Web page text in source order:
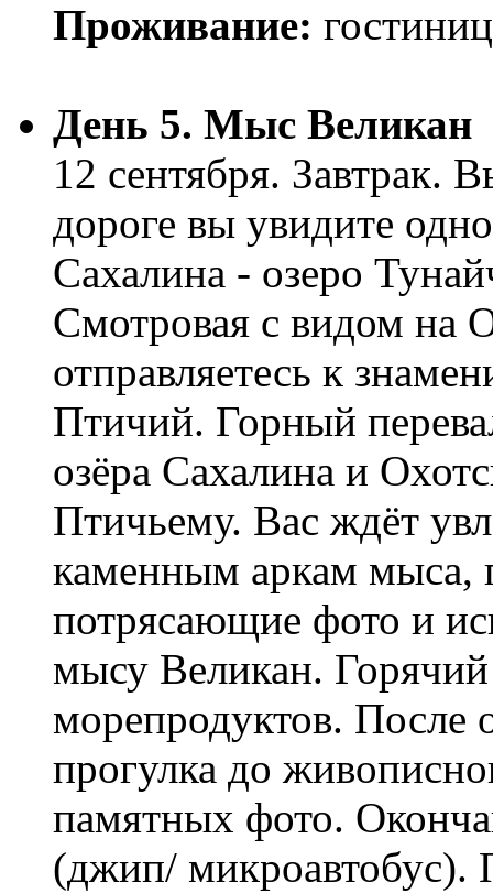
Проживание:
День 5. Мыс Великан
12 сентября. Завтрак.
дороге вы увидите
Сахалина - озеро
Смотровая с видом на
отправляетесь к
Птичий. Горный
озёра Сахалина и
Птичьему. Вас ждёт
каменным аркам мыса,
потрясающие фото и
мысу Великан.
морепродуктов. После
прогулка до
памятных фото.
(джип/